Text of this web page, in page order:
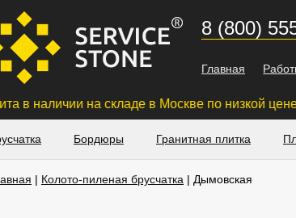
8 (800)
Главная
на складе в Москве по низкой цене!
Бордюры Гранитная плитка
| Колото-пиленая брусчатка | Дымовская